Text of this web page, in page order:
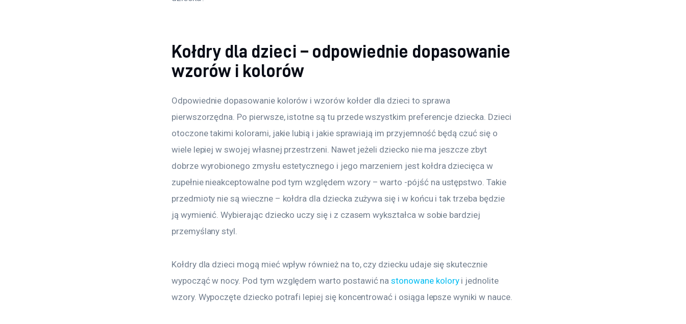
Kołdry dla dzieci – odpowiednie dopasowanie
wzorów i kolorów
Odpowiednie dopasowanie kolorów i wzorów kołder dla dzieci to sprawa
pierwszorzędna. Po pierwsze, istotne są tu przede wszystkim preferencje dziecka. Dzieci
otoczone takimi kolorami, jakie lubią i jakie sprawiają im przyjemność będą czuć się o
wiele lepiej w swojej własnej przestrzeni. Nawet jeżeli dziecko nie ma jeszcze zbyt
dobrze wyrobionego zmysłu estetycznego i jego marzeniem jest kołdra dziecięca w
zupełnie nieakceptowalne pod tym względem wzory – warto -pójść na ustępstwo. Takie
przedmioty nie są wieczne – kołdra dla dziecka zużywa się i w końcu i tak trzeba będzie
ją wymienić. Wybierając dziecko uczy się i z czasem wykształca w sobie bardziej
przemyślany styl.
Kołdry dla dzieci mogą mieć wpływ również na to, czy dziecku udaje się skutecznie
wypocząć w nocy. Pod tym względem warto postawić na stonowane kolory i jednolite
wzory. Wypoczęte dziecko potrafi lepiej się koncentrować i osiąga lepsze wyniki w nauce.